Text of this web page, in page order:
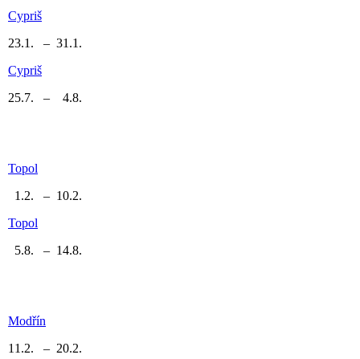
Cypriš
23.1. – 31.1.
Cypriš
25.7. – 4.8.
Topol
1.2. – 10.2.
Topol
5.8. – 14.8.
Modřín
11.2. – 20.2.